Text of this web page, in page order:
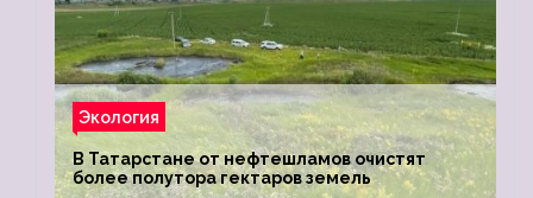
Экология
В Татарстане от нефтешламов очистят
более полутора гектаров земель